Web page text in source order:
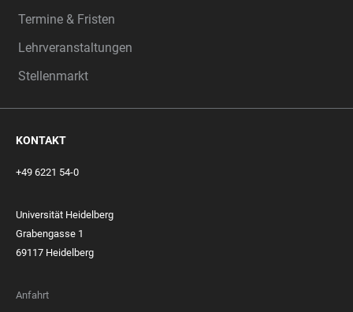
Termine & Fristen
Lehrveranstaltungen
Stellenmarkt
KONTAKT
+49 6221 54-0
Universität Heidelberg
Grabengasse 1
69117 Heidelberg
Anfahrt